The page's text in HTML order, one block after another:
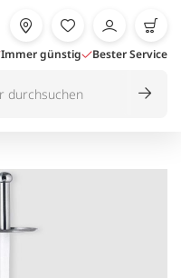
Immer günstig Bester Service